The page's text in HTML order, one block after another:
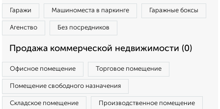
Гаражи Машиноместа в паркинге Гаражные боксы
Агенство Без посредников
Продажа коммерческой недвижимости (0)
Офисное помещение Торговое помещение
Помещение свободного назначения
Складское помещение Производственное помещение